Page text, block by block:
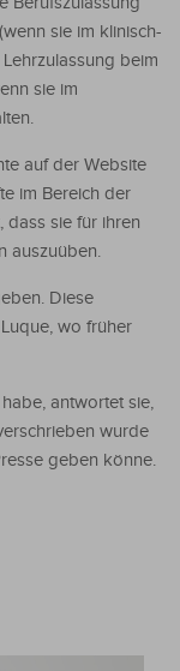
sie im klinisch-
beim
sie im
auf der Website
im Bereich der
dass sie für ihren
auszuüben.
Diese
wo früher
antwortet sie,
wurde
geben könne.